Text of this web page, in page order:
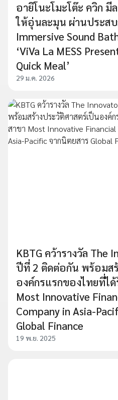
อายิโนะโมะโต๊ะ ควิก
ให้อุ่นละมุน ผ่านประส
Immersive Sound
‘ViVa La MESS
Quick Meal’
29 ม.ค. 2026
KBTG คว้ารางวัล The
ปีที่ 2 ติดต่อกัน พร้อมส
องค์กรแรกของไทยที่ได้
Most Innovative
Company in Asia-
Global Finance
19 พ.ย. 2025